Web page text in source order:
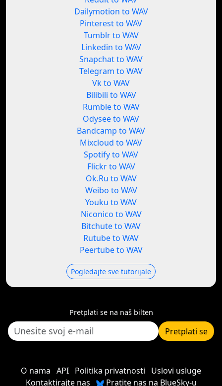
Dailymotion to WAV
Pinterest to WAV
Tumblr to WAV
Linkedin to WAV
Snapchat to WAV
Telegram to WAV
Vk to WAV
Bilibili to WAV
Rumble to WAV
Odysee to WAV
Bandcamp to WAV
Mixcloud to WAV
Spotify to WAV
Flickr to WAV
Ok.Ru to WAV
Weibo to WAV
Youku to WAV
Niconico to WAV
Bitchute to WAV
Rutube to WAV
Peertube to WAV
Pogledajte sve tutorijale
Pretplati se na naš bilten
Pretplati se
O nama API Politika privatnosti
Uslovi usluge
Kontaktirajte nas
Pratite nas na BlueSky-u